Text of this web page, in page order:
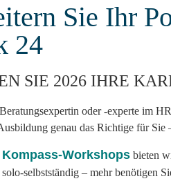
Sie Ihr
24
SIE 2026 IHRE
oder -experte im
genau das Richtige für
Kompass-Workshops bieten
selbstständig – mehr benötigen